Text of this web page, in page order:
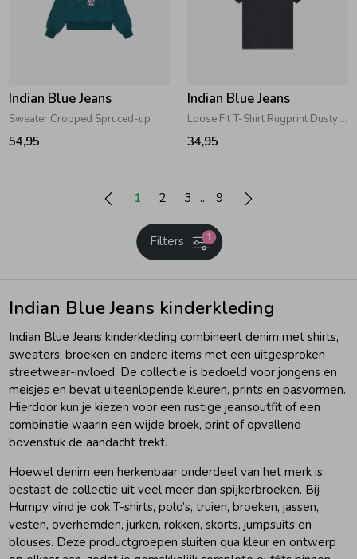
Indian Blue Jeans
Sweater Cropped Spruced-up
54,95
Indian Blue Jeans
Loose Fit T-Shirt Rugprint Dusty Dark Purple
34,95
1 2 3 9
1
Filters
Indian Blue Jeans kinderkleding
Indian Blue Jeans kinderkleding combineert denim met shirts,
sweaters, broeken en andere items met een uitgesproken
streetwear-invloed. De collectie is bedoeld voor jongens en
meisjes en bevat uiteenlopende kleuren, prints en pasvormen.
Hierdoor kun je kiezen voor een rustige jeansoutfit of een
combinatie waarin een wijde broek, print of opvallend
bovenstuk de aandacht trekt.
Hoewel denim een herkenbaar onderdeel van het merk is,
bestaat de collectie uit veel meer dan spijkerbroeken. Bij
Humpy vind je ook T-shirts, polo’s, truien, broeken, jassen,
vesten, overhemden, jurken, rokken, skorts, jumpsuits en
blouses. Deze productgroepen sluiten qua kleur en ontwerp